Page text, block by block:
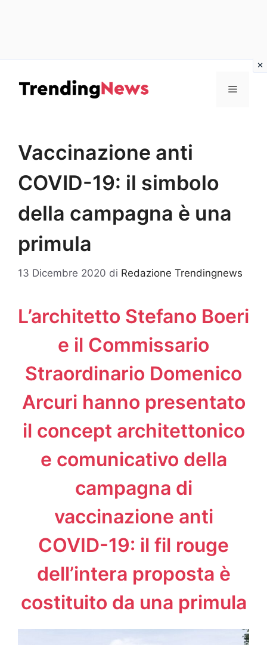
contenuto
Menu
Vaccinazione anti
COVID-19: il simbolo
della campagna è una
primula
13 Dicembre 2020 di Redazione Trendingnews
L’architetto Stefano Boeri
e il Commissario
Straordinario Domenico
Arcuri hanno presentato
il concept architettonico
e comunicativo della
campagna di
vaccinazione anti
COVID-19: il fil rouge
dell’intera proposta è
costituito da una primula